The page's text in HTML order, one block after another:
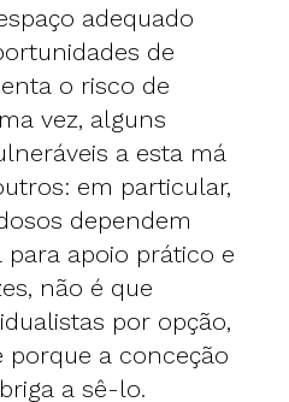
adequado
de
o risco de
vez, alguns
a esta má
em particular,
dependem
para apoio prático e
não é que
por opção,
porque a conceção
a sê-lo.